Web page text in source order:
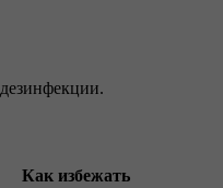
Как избежать